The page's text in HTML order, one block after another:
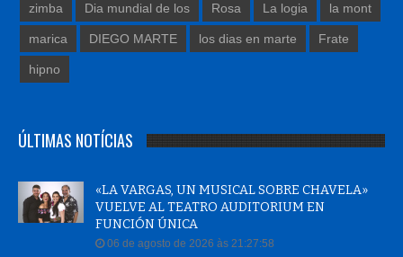
zimba Dia mundial de los Rosa La logia la mont
marica DIEGO MARTE los dias en marte Frate
hipno
ÚLTIMAS NOTÍCIAS
«LA VARGAS, UN MUSICAL SOBRE CHAVELA»
VUELVE AL TEATRO AUDITORIUM EN
FUNCIÓN ÚNICA
06 de agosto de 2026 às 21:27:58